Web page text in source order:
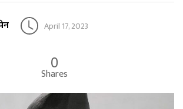
April 17, 2023
0
Shares